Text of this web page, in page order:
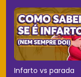
Infarto vs parada